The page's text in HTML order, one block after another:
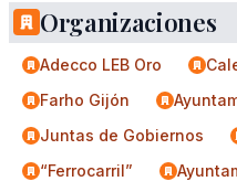
Organizaciones
Adecco LEB Oro
Farho Gijón
Juntas de Gobiernos
“Ferrocarril”